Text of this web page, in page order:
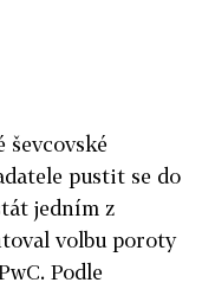
ševcovské
pustit se do
jedním z
volbu poroty
Podle